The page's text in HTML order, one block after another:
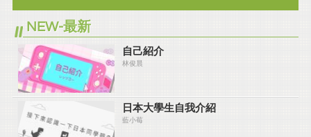
NEW-最新
自己紹介
林俊晨
日本大學生自我介紹
藍小莓